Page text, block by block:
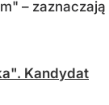
– zaznaczają
Kandydat